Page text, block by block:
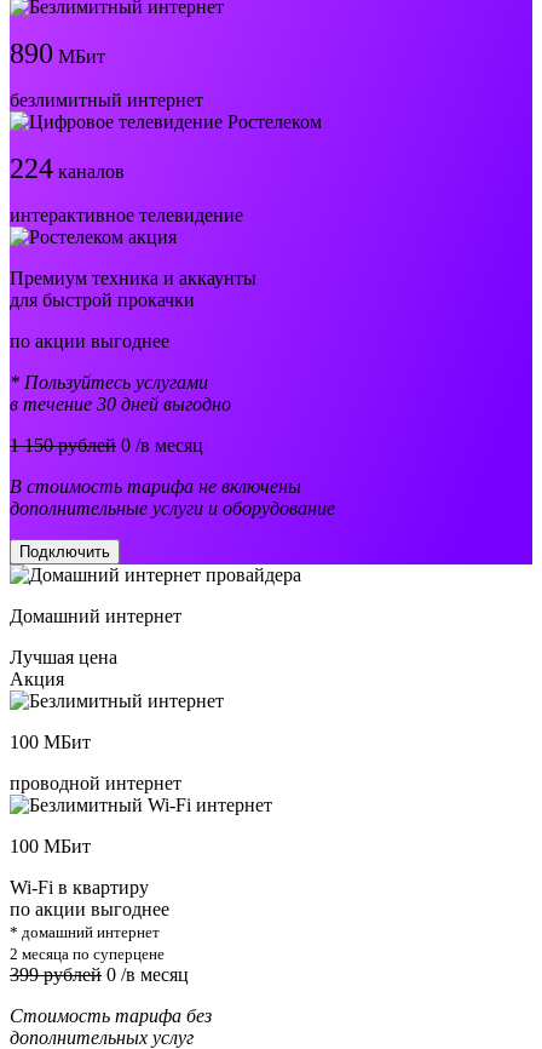
890 МБит
безлимитный интернет
224 каналов
интерактивное телевидение
Премиум техника и аккаунты
для быстрой прокачки
по акции выгоднее
* Пользуйтесь услугами
в течение 30 дней выгодно
1 150 рублей 0 /в месяц
В стоимость тарифа не включены
дополнительные услуги и оборудование
Подключить
Домашний интернет
Лучшая цена
Акция
100 МБит
проводной интернет
100 МБит
Wi-Fi в квартиру
по акции выгоднее
* домашний интернет
2 месяца по суперцене
399 рублей 0 /в месяц
Стоимость тарифа без
дополнительных услуг